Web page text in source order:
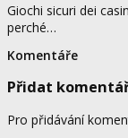
Giochi sicuri dei
perché…
Komentáře
Přidat
Pro přidávání